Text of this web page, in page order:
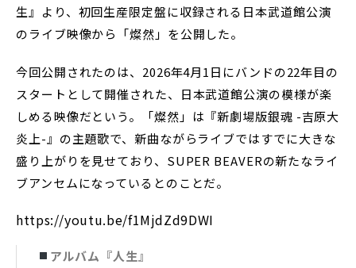
生』より、初回生産限定盤に収録される日本武道館公演
のライブ映像から「燦然」を公開した。
今回公開されたのは、2026年4月1日にバンドの22年目の
スタートとして開催された、日本武道館公演の模様が楽
しめる映像だという。「燦然」は『新劇場版銀魂 -吉原大
炎上-』の主題歌で、新曲ながらライブではすでに大きな
盛り上がりを見せており、SUPER BEAVERの新たなライ
ブアンセムになっているとのことだ。
https://youtu.be/f1MjdZd9DWI
アルバム『人生』